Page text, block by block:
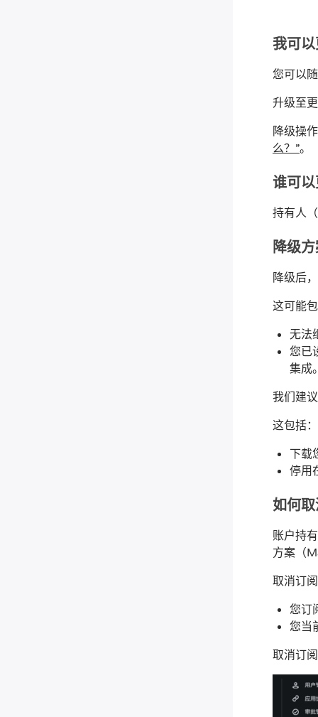
我可
您可以
升级至
降级操
么？”。
谁可
持有人
降级
降级后
这可能
无法
您已
集成
我们建
这包括
下载
停用
如何
账户持
方案（
取消订
您订
您当
取消订